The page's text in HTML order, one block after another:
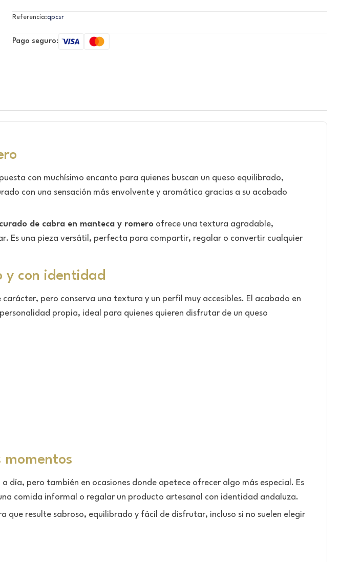
Referencia:qpcsr
Pago seguro:
con muchísimo encanto para quienes buscan un queso equilibrado,
con una sensación más envolvente y aromática gracias a su acabado
de cabra en manteca y romero ofrece una textura agradable,
Es una pieza versátil, perfecta para compartir, regalar o convertir cualquier
y con identidad
pero conserva una textura y un perfil muy accesibles. El acabado en
propia, ideal para quienes quieren disfrutar de un queso
a día, pero también en ocasiones donde apetece ofrecer algo más especial. Es
comida informal o regalar un producto artesanal con identidad andaluza.
que resulte sabroso, equilibrado y fácil de disfrutar, incluso si no suelen elegir